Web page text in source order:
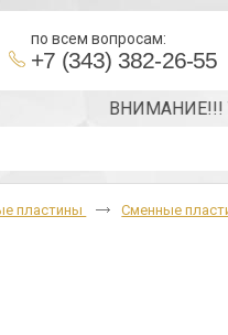
по всем вопросам:
+7 (343) 382-26-55
ВНИМАНИЕ!!!
пластины Сменные